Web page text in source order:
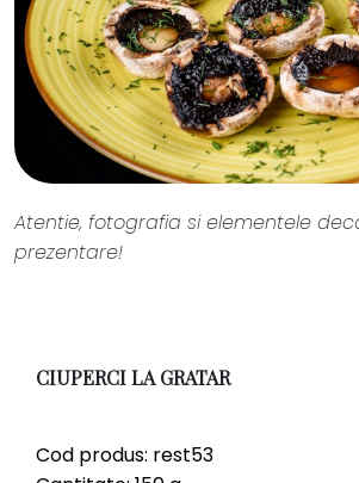
Atentie, fotografia si elementele
prezentare!
CIUPERCI LA GRATAR
Cod produs: rest53